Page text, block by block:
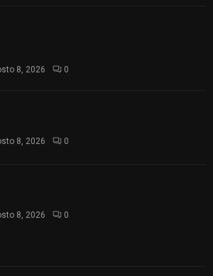
8, 2026 0
8, 2026 0
8, 2026 0